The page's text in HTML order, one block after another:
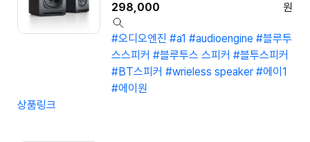
298,000
원
#오디오엔진 #a1 #audioengine #블루투
스스피커 #블루투스 스피커 #블투스피커
#BT스피커 #wrieless speaker #에이1
#에이원
상품링크